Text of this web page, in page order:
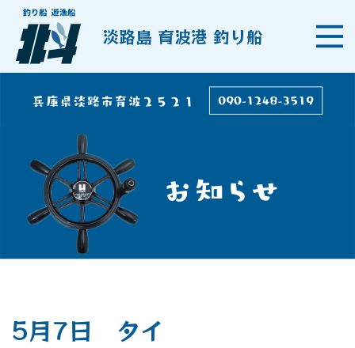
淡路島 育波港 釣り船
5月7日 タイ